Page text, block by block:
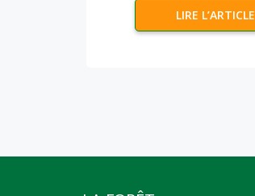
LIRE L’ARTICLE